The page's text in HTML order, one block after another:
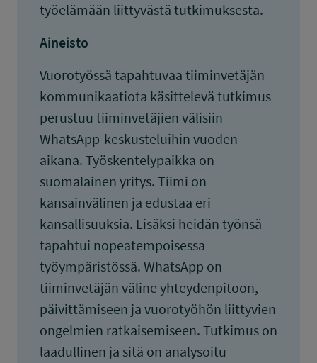
työelämään liittyvästä tutkimuksesta.
Aineisto
Vuorotyössä tapahtuvaa tiiminvetäjän
kommunikaatiota käsittelevä tutkimus
perustuu tiiminvetäjien välisiin
WhatsApp-keskusteluihin vuoden
aikana. Työskentelypaikka on
suomalainen yritys. Tiimi on
kansainvälinen ja edustaa eri
kansallisuuksia. Lisäksi heidän työnsä
tapahtui nopeatempoisessa
työympäristössä. WhatsApp on
tiiminvetäjän väline yhteydenpitoon,
päivittämiseen ja vuorotyöhön liittyvien
ongelmien ratkaisemiseen. Tutkimus on
laadullinen ja sitä on analysoitu